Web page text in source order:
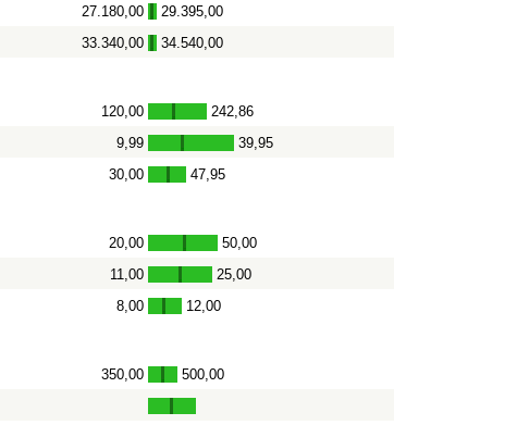
27.180,00 - 29.395,00
33.340,00 - 34.540,00
120,00 - 242,86
9,99 - 39,95
30,00 - 47,95
20,00 - 50,00
11,00 - 25,00
8,00 - 12,00
350,00 - 500,00